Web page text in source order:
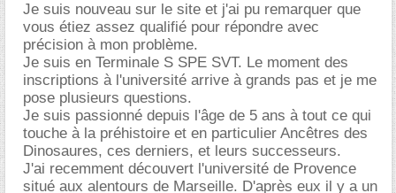
Je suis nouveau sur le site et j'ai pu remarquer que
vous étiez assez qualifié pour répondre avec
précision à mon problème.
Je suis en Terminale S SPE SVT. Le moment des
inscriptions à l'université arrive à grands pas et je me
pose plusieurs questions.
Je suis passionné depuis l'âge de 5 ans à tout ce qui
touche à la préhistoire et en particulier Ancêtres des
Dinosaures, ces derniers, et leurs successeurs.
J'ai recemment découvert l'université de Provence
situé aux alentours de Marseille. D'après eux il y a un